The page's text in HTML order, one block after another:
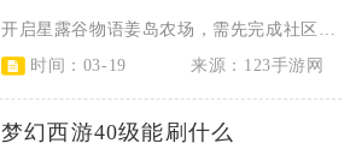
时间：03-19
来源：123手游网
梦幻西游40级能刷什么